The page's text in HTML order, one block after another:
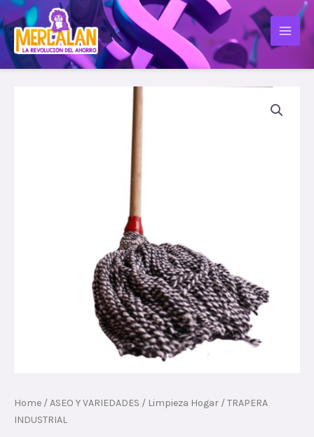
Home /ASEO Y VARIEDADES / Limpieza Hogar / TRAPERA
INDUSTRIAL